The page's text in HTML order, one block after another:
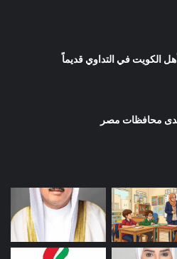
الكويت في التداوي قديماً
محافظات مصر